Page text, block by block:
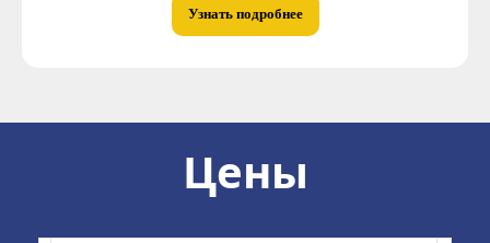
Узнать подробнее
Цены